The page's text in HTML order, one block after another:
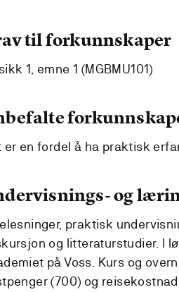
til forkunnskaper
1, emne 1 (MGBMU101)
er en fordel å ha praktisk
og
praktisk
og litteraturstudier. I
på Voss. Kurs og
(700) og